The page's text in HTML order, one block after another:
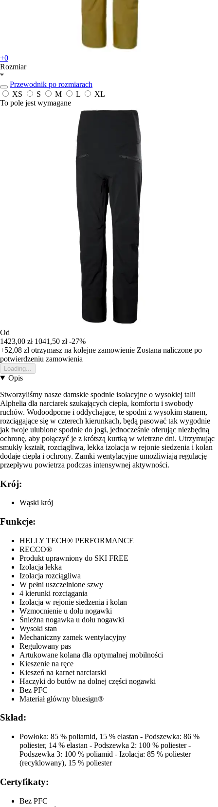
+0
Rozmiar
*
Przewodnik po rozmiarach
XS
S M L
XL
To pole jest wymagane
Od
1423,00 zł 1041,50 zł -27%
+52,08 złotrzymasz na kolejne zamowienie Zostana naliczone po
potwierdzeniu zamowienia
Loading...
Opis
Stworzyliśmy nasze damskie spodnie isolacyjne o wysokiej talii
Alphelia dla narciarek szukających ciepła, komfortu i swobody
ruchów. Wodoodporne i oddychające, te spodni z wysokim stanem,
rozciągające się w czterech kierunkach, będą pasować tak wygodnie
jak twoje ulubione spodnie do jogi, jednocześnie oferując niezbędną
ochronę, aby połączyć je z krótszą kurtką w wietrzne dni. Utrzymując
smukły kształt, rozciągliwa, lekka izolacja w rejonie siedzenia i kolan
dodaje ciepła i ochrony. Zamki wentylacyjne umożliwiają regulację
przepływu powietrza podczas intensywnej aktywności.
Krój:
Wąski krój
Funkcje:
HELLY TECH® PERFORMANCE
RECCO®
Produkt uprawniony do SKI FREE
Izolacja lekka
Izolacja rozciągliwa
W pełni uszczelnione szwy
4 kierunki rozciągania
Izolacja w rejonie siedzenia i kolan
Wzmocnienie u dołu nogawki
Śnieżna nogawka u dołu nogawki
Wysoki stan
Mechaniczny zamek wentylacyjny
Regulowany pas
Artukowane kolana dla optymalnej mobilności
Kieszenie na ręce
Kieszeń na karnet narciarski
Haczyki do butów na dolnej części nogawki
Bez PFC
Materiał główny bluesign®
Skład:
Powłoka: 85 % poliamid, 15 % elastan - Podszewka: 86 %
poliester, 14 % elastan - Podszewka 2: 100 % poliester -
Podszewka 3: 100 % poliamid - Izolacja: 85 % poliester
(recyklowany), 15 % poliester
Certyfikaty:
Bez PFC